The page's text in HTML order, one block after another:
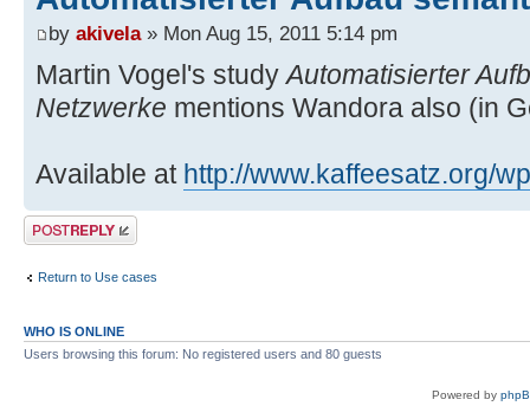
by akivela» Mon Aug 15, 2011 5:14 pm
Martin Vogel's studyAutomatisierter
Netzwerke mentions Wandora also (in
Available at http://www.kaffeesatz.org/
Post a reply
Return to Use cases
WHO IS ONLINE
Users browsing this forum: No registered users and 80 guests
Powered by